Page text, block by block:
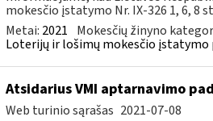
mokesčio įstatymo Nr. IX-326 1, 6, 8
Metai: 2021 Mokesčių žinyno
Loterijų ir lošimų mokesčio įstatymo
Atsidarius VMI aptarnavimo
Web turinio sąrašas 2021-07-08